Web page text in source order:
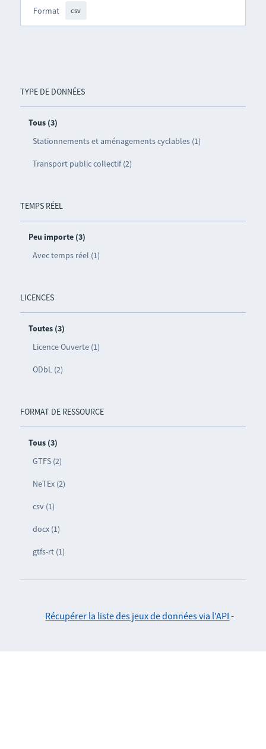
TYPE DE DONNÉES
Tous (3)
Stationnements et aménagements cyclables (1)
Transport public collectif (2)
TEMPS RÉEL
Peu importe (3)
Avec temps réel (1)
LICENCES
Toutes (3)
Licence Ouverte (1)
ODbL (2)
FORMAT DE RESSOURCE
Tous (3)
GTFS (2)
NeTEx (2)
csv (1)
docx (1)
gtfs-rt (1)
Format csv
Récupérer la liste des jeux de données via l'API -